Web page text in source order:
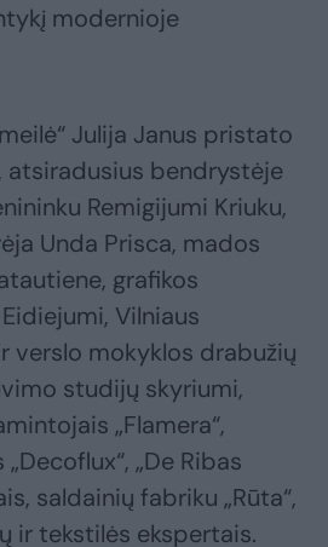
modernioje
Julija Janus pristato
atsiradusius bendrystėje
Remigijumi Kriuku,
Unda Prisca, mados
grafikos
Vilniaus
verslo mokyklos drabužių
studijų skyriumi,
„Flamera“,
„De Ribas
saldainių fabriku „Rūta“,
ir tekstilės ekspertais.